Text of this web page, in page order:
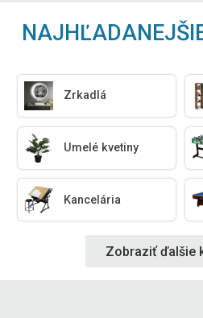
Zrkadlá
Umelé kvetiny
Kancelária
Zobraziť ďalšie